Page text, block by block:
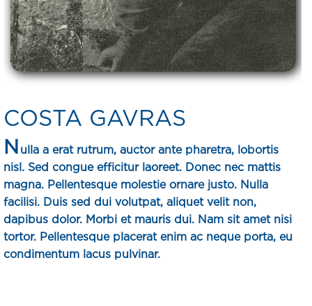
COSTA GAVRAS
N ulla a erat rutrum, auctor ante pharetra, lobortis
nisl. Sed congue efficitur laoreet. Donec nec mattis
magna. Pellentesque molestie ornare justo. Nulla
facilisi. Duis sed dui volutpat, aliquet velit non,
dapibus dolor. Morbi et mauris dui. Nam sit amet nisi
tortor. Pellentesque placerat enim ac neque porta, eu
condimentum lacus pulvinar.